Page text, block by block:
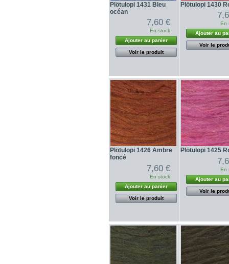
Plötulopi 1431 Bleu
océan
7,60 €
En stock
Ajouter au panier
Voir le produit
Plötulopi 1430
En
Ajouter au
Voir le
Plötulopi 1426 Ambre
foncé
7,60 €
En stock
Ajouter au panier
Voir le produit
Plötulopi 1425
En
Ajouter au
Voir le